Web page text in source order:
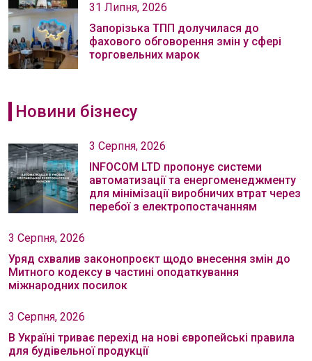
31 Липня, 2026
Запорізька ТПП долучилася до
фахового обговорення змін у сфері
торговельних марок
Новини бізнесу
3 Серпня, 2026
INFOCOM LTD пропонує системи
автоматизації та енергоменеджменту
для мінімізації виробничих втрат через
перебої з електропостачанням
3 Серпня, 2026
Уряд схвалив законопроєкт щодо внесення змін до
Митного кодексу в частині оподаткування
міжнародних посилок
3 Серпня, 2026
В Україні триває перехід на нові європейські правила
для будівельної продукції